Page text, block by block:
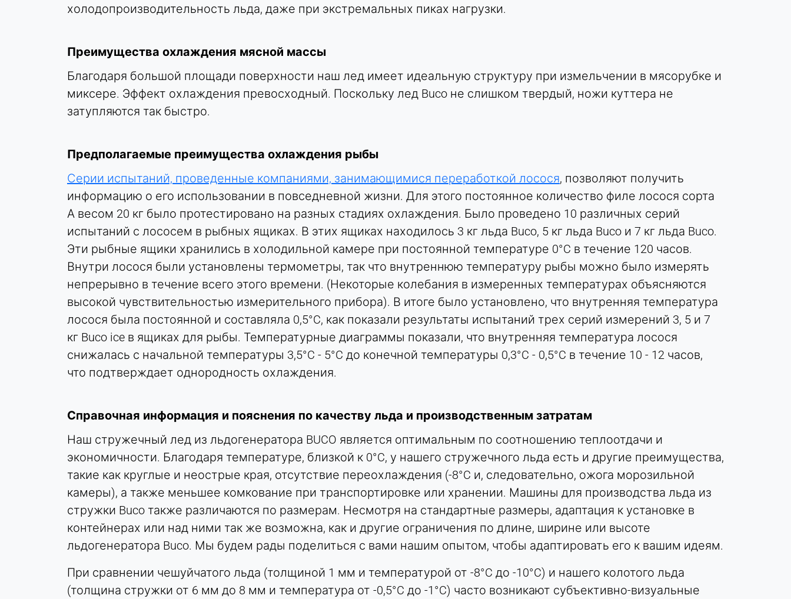
холодопроизводительность льда, даже при экстремальных пиках нагрузки.
Преимущества охлаждения мясной массы
Благодаря большой площади поверхности наш лед имеет идеальную структуру при измельчении в мясорубке и
миксере. Эффект охлаждения превосходный. Поскольку лед Buco не слишком твердый, ножи куттера не
затупляются так быстро.
Предполагаемые преимущества охлаждения рыбы
Серии испытаний, проведенные компаниями, занимающимися переработкой лосося, позволяют получить
информацию о его использовании в повседневной жизни. Для этого постоянное количество филе лосося сорта
А весом 20 кг было протестировано на разных стадиях охлаждения. Было проведено 10 различных серий
испытаний с лососем в рыбных ящиках. В этих ящиках находилось 3 кг льда Buco, 5 кг льда Buco и 7 кг льда Buco.
Эти рыбные ящики хранились в холодильной камере при постоянной температуре 0°C в течение 120 часов.
Внутри лосося были установлены термометры, так что внутреннюю температуру рыбы можно было измерять
непрерывно в течение всего этого времени. (Некоторые колебания в измеренных температурах объясняются
высокой чувствительностью измерительного прибора). В итоге было установлено, что внутренняя температура
лосося была постоянной и составляла 0,5°C, как показали результаты испытаний трех серий измерений 3, 5 и 7
кг Buco ice в ящиках для рыбы. Температурные диаграммы показали, что внутренняя температура лосося
снижалась с начальной температуры 3,5°C - 5°C до конечной температуры 0,3°C - 0,5°C в течение 10 - 12 часов,
что подтверждает однородность охлаждения.
Справочная информация и пояснения по качеству льда и производственным затратам
Наш стружечный лед из льдогенератора BUCO является оптимальным по соотношению теплоотдачи и
экономичности. Благодаря температуре, близкой к 0°C, у нашего стружечного льда есть и другие преимущества,
такие как круглые и неострые края, отсутствие переохлаждения (-8°C и, следовательно, ожога морозильной
камеры), а также меньшее комкование при транспортировке или хранении. Машины для производства льда из
стружки Buco также различаются по размерам. Несмотря на стандартные размеры, адаптация к установке в
контейнерах или над ними так же возможна, как и другие ограничения по длине, ширине или высоте
льдогенератора Buco. Мы будем рады поделиться с вами нашим опытом, чтобы адаптировать его к вашим идеям.
При сравнении чешуйчатого льда (толщиной 1 мм и температурой от -8°C до -10°C) и нашего колотого льда
(толщина стружки от 6 мм до 8 мм и температура от -0,5°C до -1°C) часто возникают субъективно-визуальные
Purpose:
Сохраняет ваши настройки
используется сайт, а также для повышения
Данные обрабатываются анонимно.
Matomo
Provider:
Heat Transfer Technology
Purpose:
Статистика
Cookie
duration:
МАРКЕТИНГ
маркетинга и идентификации посетителей,
связанных с бизнесом.
LinkedIn
Name:
bcookie, li_gc, lidc
Provider:
Корпорация LinkedIn
Purpose:
duration: